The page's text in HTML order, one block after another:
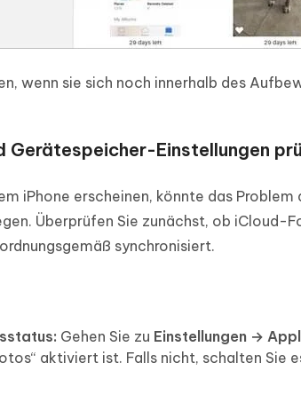
wenn sie sich noch innerhalb des
Gerätespeicher-Einstellungen
iPhone erscheinen, könnte das Problem
Überprüfen Sie zunächst, ob iCloud-
synchronisiert.
Gehen Sie zu Einstellungen →
aktiviert ist. Falls nicht, schalten Sie